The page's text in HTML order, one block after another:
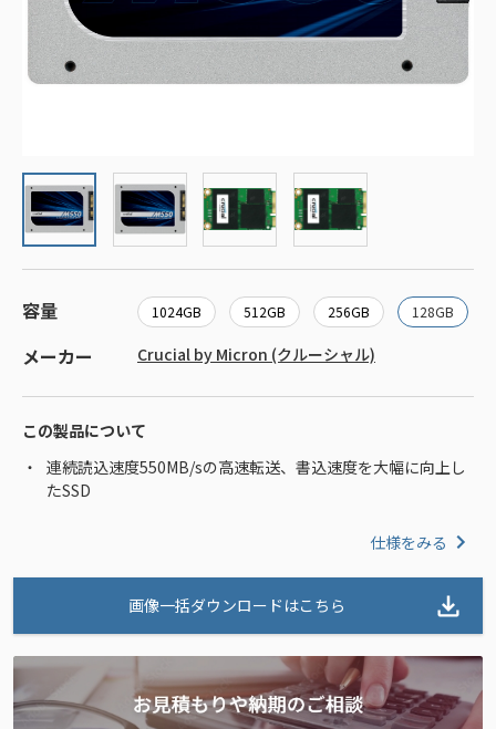
容量 1024GB 512GB 256GB 128GB
メーカー Crucial by Micron (クルーシャル)
この製品について
連続読込速度550MB/sの高速転送、書込速度を大幅に向上し
たSSD
仕様をみる
画像一括ダウンロードはこちら